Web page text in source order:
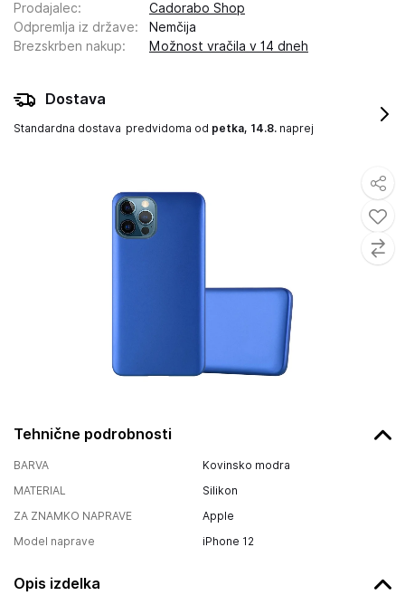
Tehnične podrobnosti
BARVA
Kovinsko modra
MATERIAL
Silikon
ZA ZNAMKO NAPRAVE
Apple
Model naprave
iPhone 12
Opis izdelka
Prodajalec:
Cadorabo Shop
Odpremlja iz države:
Nemčija
Brezskrben nakup: Možnost vračila v 14 dneh
Dostava
Standardna dostava predvidoma od petka, 14.8. naprej